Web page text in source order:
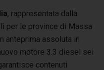
, rappresentata dalla
per le province di Massa
anteprima assoluta in
motore 3.3 diesel sei
contenuti